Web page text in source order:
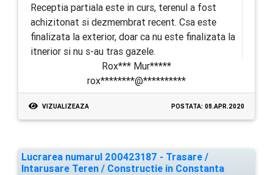
Receptia partiala este in curs, terenul a fost
achizitonat si dezmembrat recent. Csa este
finalizata la exterior, doar ca nu este finalizata la
itnerior si nu s-au tras gazele.
Rox*** Mur*****
rox********@**********
VIZUALIZEAZA POSTATA: 08.APR.2020
Lucrarea numarul 200423187 - Trasare /
Intarusare Teren / Constructie in Constanta